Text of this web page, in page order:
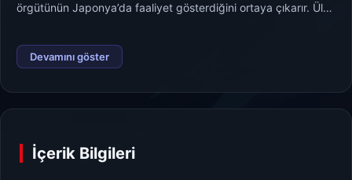
örgütünün Japonya’da faaliyet gösterdiğini ortaya çıkarır. Ülke
durdurabilmek için Fujimaru, hem bilgisayar başında hem de
gerçek dünyada ölümcül bir mücadeleye girişir. Hackerlık,
temposu hiç düşmeyen sürükleyici bir gerilim serisidir.
Devamını göster
İçerik Bilgileri